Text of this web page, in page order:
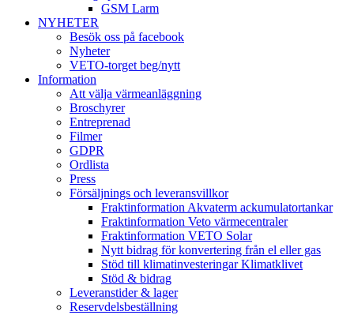
GSM Larm
NYHETER
Besök oss på facebook
Nyheter
VETO-torget beg/nytt
Information
Att välja värmeanläggning
Broschyrer
Entreprenad
Filmer
GDPR
Ordlista
Press
Försäljnings och leveransvillkor
Fraktinformation Akvaterm ackumulatortankar
Fraktinformation Veto värmecentraler
Fraktinformation VETO Solar
Nytt bidrag för konvertering från el eller gas
Stöd till klimatinvesteringar Klimatklivet
Stöd & bidrag
Leveranstider & lager
Reservdelsbeställning